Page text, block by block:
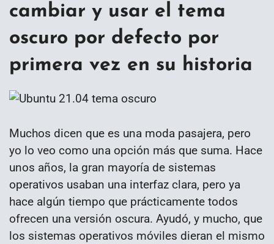
cambiar y usar el tema
oscuro por defecto por
primera vez en su historia
Muchos dicen que es una moda pasajera, pero
yo lo veo como una opción más que suma. Hace
unos años, la gran mayoría de sistemas
operativos usaban una interfaz clara, pero ya
hace algún tiempo que prácticamente todos
ofrecen una versión oscura. Ayudó, y mucho, que
los sistemas operativos móviles dieran el mismo